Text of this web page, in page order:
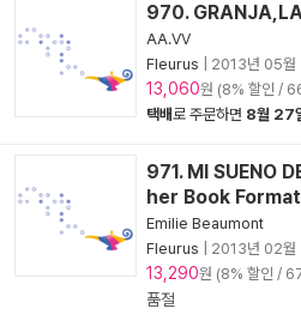
970.
AA.VV
Fleurus
2013년 05월
13,060원 (8% 할인 /
택배로 주문하면 8월 27
971. MI SUENO
her Book
Emilie Beaumont
Fleurus
2013년 02월
13,290원 (8% 할인 /
품절